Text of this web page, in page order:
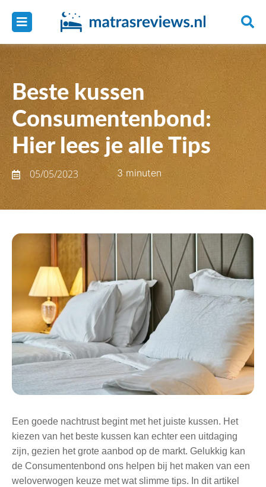
Beste kussen
Consumentenbond:
Hier lees je alle Tips
05/05/2023 3 minuten
Een goede nachtrust begint met het juiste kussen. Het
kiezen van het beste kussen kan echter een uitdaging
zijn, gezien het grote aanbod op de markt. Gelukkig kan
de Consumentenbond ons helpen bij het maken van een
weloverwogen keuze met wat slimme tips. In dit artikel